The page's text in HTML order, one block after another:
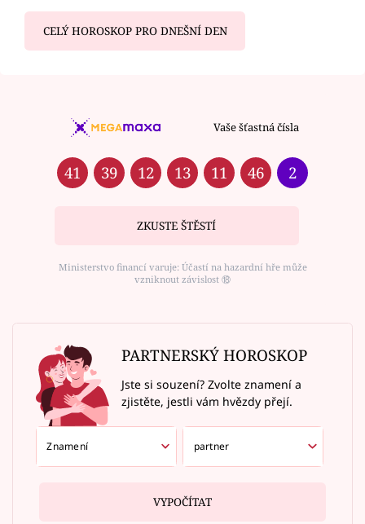
CELÝ HOROSKOP PRO DNEŠNÍ DEN
Vaše šťastná čísla
41 39 12 13 11 46 2
ZKUSTE ŠTĚSTÍ
Ministerstvo financí varuje: Účastí na hazardní hře může
vzniknout závislost ⑱
PARTNERSKÝ HOROSKOP
Jste si souzení? Zvolte znamení a
zjistěte, jestli vám hvězdy přejí.
VYPOČÍTAT